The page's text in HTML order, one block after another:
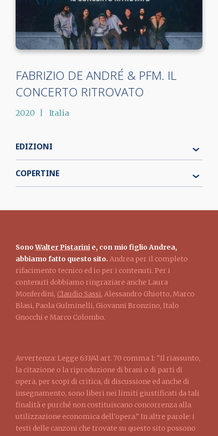
FABRIZIO DE ANDRÉ & PFM. IL
CONCERTO RITROVATO
2020 Italia
EDIZIONI
COPERTINE
SonoWalter Pistarini e, con mio figlio Andrea,
abbiamo fatto questo sito. Andrea per il completo
rifacimento tecnico ed io per i contenuti. Per i
contenuti dobbiamo ringraziare anche Laura
Monferdini, Claudio Sassi, Alessandro Ghiotto, Marco
Blasi, Paola Gulminelli, Giovanni Bronzino, Italo
Gnocchi e Marco Colombo.
Avvertenza: Legge 633/41 art. 70 comma 1: "Il riassunto,
la citazione o la riproduzione di brani o di parti di
opera, per scopi di critica, di discussione ed anche di
insegnamento, sono liberi nei limiti giustificati da tali
finalità e purché non costituiscano concorrenza alla
utilizzazione economica dell'opera." In altre parole: i
testi delle canzoni che trovate su questo sito possono